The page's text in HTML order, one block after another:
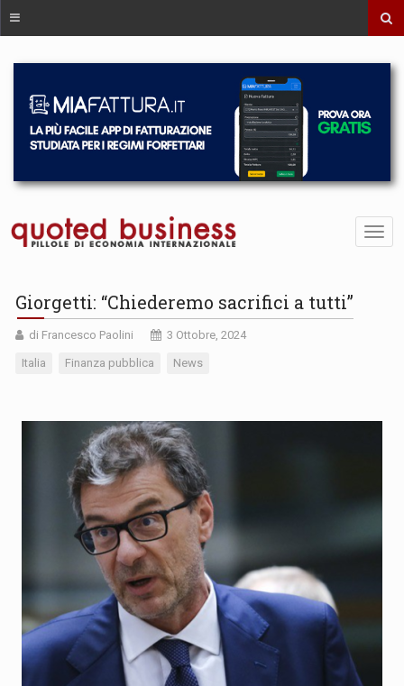
Giorgetti: “Chiederemo sacrifici a tutti”
di Francesco Paolini 3 Ottobre, 2024
Italia Finanza pubblica News